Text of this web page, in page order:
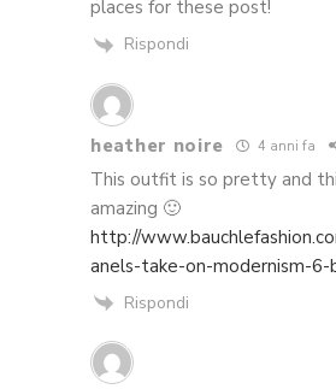
places for these post!
Rispondi
heather noire 4 anni fa
This outfit is so pretty and
amazing 🙂
http://
anels-take-on-modernism-6-
Rispondi